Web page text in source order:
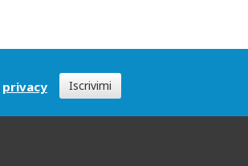
privacy Iscrivimi